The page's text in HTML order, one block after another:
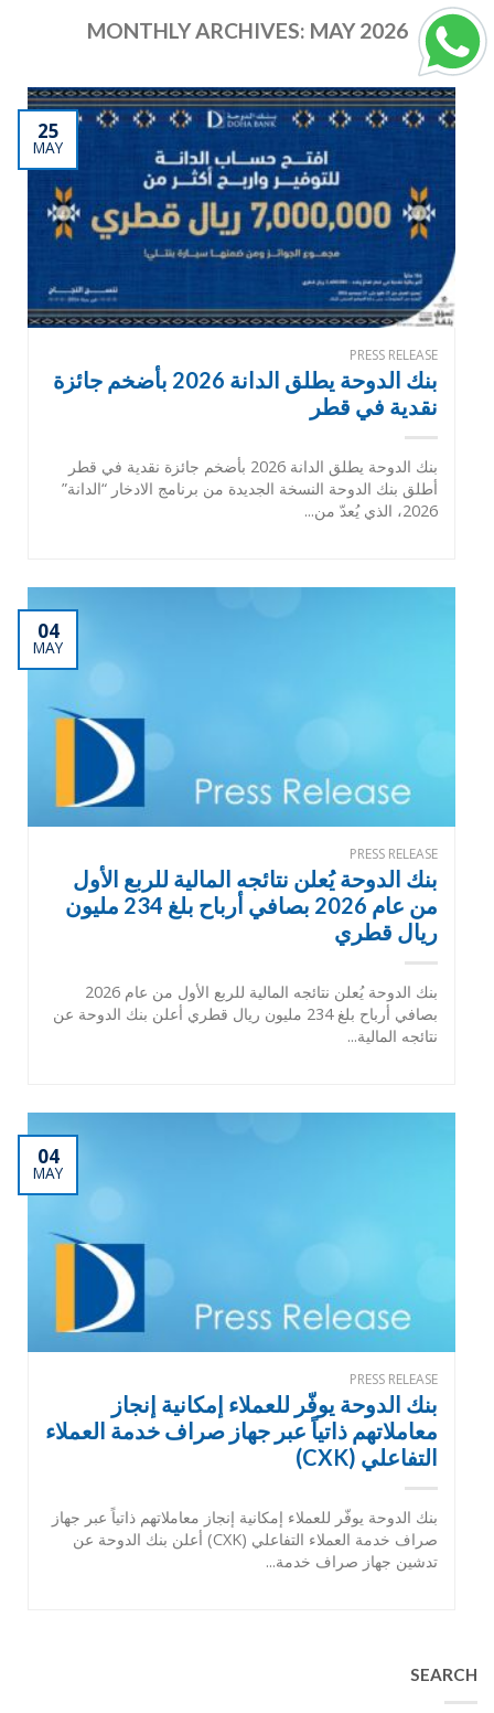
MONTHLY ARCHIVES: MAY 2026
25
MAY
PRESS RELEASE
بنك الدوحة يطلق الدانة 2026 بأضخم جائزة
نقدية في قطر
بنك الدوحة يطلق الدانة 2026 بأضخم جائزة نقدية في قطر
أطلق بنك الدوحة النسخة الجديدة من برنامج الادخار “الدانة”
2026، الذي يُعدّ من...
04
MAY
PRESS RELEASE
بنك الدوحة يُعلن نتائجه المالية للربع الأول
من عام 2026 بصافي أرباح بلغ 234 مليون
ريال قطري
بنك الدوحة يُعلن نتائجه المالية للربع الأول من عام 2026
بصافي أرباح بلغ 234 مليون ريال قطري أعلن بنك الدوحة عن
نتائجه المالية...
04
MAY
PRESS RELEASE
بنك الدوحة يوفّر للعملاء إمكانية إنجاز
معاملاتهم ذاتياً عبر جهاز صراف خدمة العملاء
التفاعلي (CXK)
بنك الدوحة يوفّر للعملاء إمكانية إنجاز معاملاتهم ذاتياً عبر جهاز
صراف خدمة العملاء التفاعلي (CXK) أعلن بنك الدوحة عن
تدشين جهاز صراف خدمة...
SEARCH